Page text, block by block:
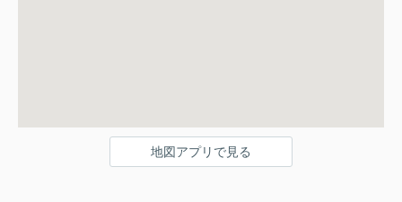
地図アプリで見る